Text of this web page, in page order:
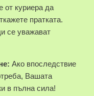
от куриера да
пратката.
се уважават
Ако впоследствие
Вашата
в пълна сила!